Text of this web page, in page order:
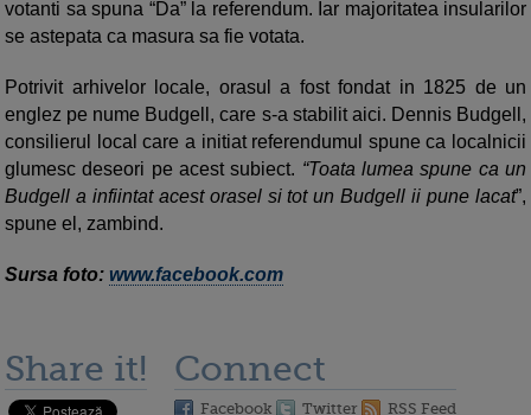
votanti sa spuna “Da” la referendum. Iar majoritatea insularilor
se astepata ca masura sa fie votata.
Potrivit arhivelor locale, orasul a fost fondat in 1825 de un
englez pe nume Budgell, care s-a stabilit aici. Dennis Budgell,
consilierul local care a initiat referendumul spune ca localnicii
glumesc deseori pe acest subiect. “Toata lumea spune ca un
Budgell a infiintat acest orasel si tot un Budgell ii pune lacat”,
spune el, zambind.
Sursa foto: www.facebook.com
Share it! Connect
Facebook Twitter RSS Feed